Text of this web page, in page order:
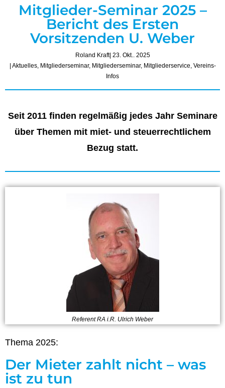
Mitglieder-Seminar 2025 –
Bericht des Ersten
Vorsitzenden U. Weber
Roland Kraft| 23. Okt.. 2025
Aktuelles, Mitgliederseminar, Mitgliederseminar, Mitgliederservice, Vereins-
Infos
Seit 2011 finden regelmäßig jedes Jahr Seminare
über Themen mit miet- und steuerrechtlichem
Bezug statt.
Referent RA i.R. Ulrich Weber
Thema 2025:
Der Mieter zahlt nicht – was
ist zu tun